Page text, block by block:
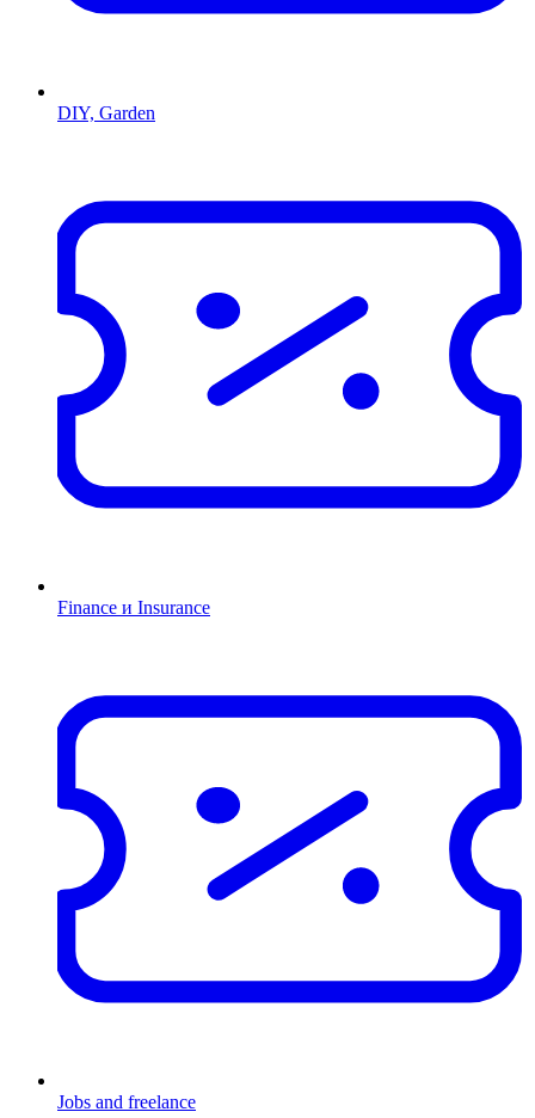
DIY, Garden
Finance и Insurance
Jobs and freelance